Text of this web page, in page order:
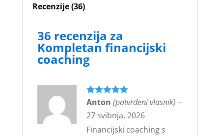
Recenzije (36)
36 recenzija za
Kompletan financijski
coaching
Ocijenjeno5
Anton (potvrđeni vlasnik) –
27 svibnja, 2026
Financijski coaching s